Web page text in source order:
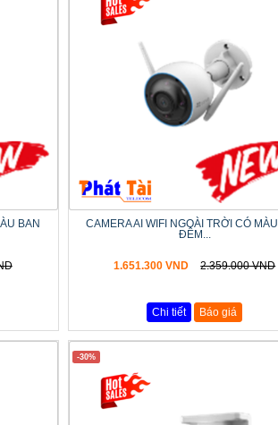
BAN
CAMERA AI WIFI NGOÀI TRỜI CÓ
ĐÊM...
1.651.300 VND 2.359.000 VND
Chi tiết Báo giá
-30%